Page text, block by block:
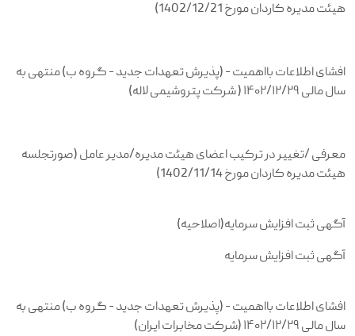
هیئت مدیره کاردان مورخ 1402/12/21)
افشای اطلاعات بااهمیت - (پذیرش تعهدات جدید - گروه ب) منتهی به
سال مالی ۱۴۰۲/۱۲/۲۹ ( شرکت پتروشیمی لاله)
معرفی /تغییر در ترکیب اعضای هیئت مدیره/مدیر عامل (صورتجلسه
هیئت مدیره کاردان مورخ 1402/11/14)
آگهی ثبت افزایش سرمایه(اصلاحیه)
آگهی ثبت افزایش سرمایه
افشای اطلاعات بااهمیت - (پذیرش تعهدات جدید - گروه ب) منتهی به
سال مالی ۱۴۰۲/۱۲/۲۹ (شرکت مخابرات ایران)